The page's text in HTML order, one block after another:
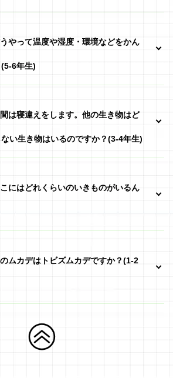
やって温度や湿度・環境などをかん
6年生)
間は寝違えをします。他の生き物はど
い生き物はいるのですか？(3-4年生)
にはどれくらいのいきものがいるん
ムカデはトビズムカデですか？(1-2